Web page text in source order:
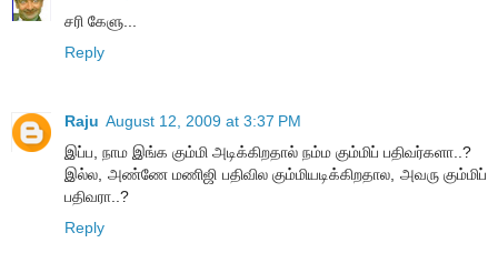
சரி கேளு...
Reply
Raju August 12, 2009 at 3:37 PM
இப்ப, நாம இங்க கும்மி அடிக்கிறதால் நம்ம கும்மிப் பதிவர்களா..?
இல்ல, அண்ணே மணிஜி பதிவில கும்மியடிக்கிறதால, அவரு கும்மிப்
பதிவரா..?
Reply